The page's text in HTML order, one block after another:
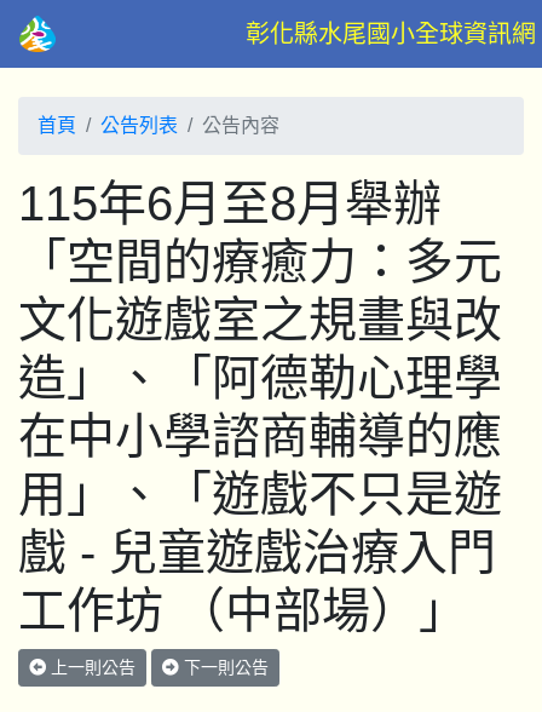
彰化縣水尾國小全球資訊網
首頁 公告列表 公告內容
115年6月至8月舉辦
「空間的療癒力：多元
文化遊戲室之規畫與改
造」、「阿德勒心理學
在中小學諮商輔導的應
用」、「遊戲不只是遊
戲 - 兒童遊戲治療入門
工作坊 （中部場）」
上一則公告 下一則公告